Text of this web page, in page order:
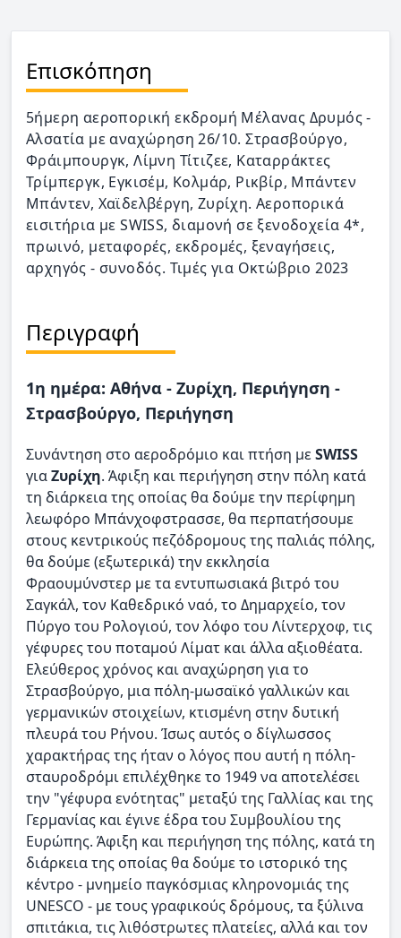
Επισκόπηση
5ήμερη αεροπορική εκδρομή Μέλανας Δρυμός -
Αλσατία με αναχώρηση 26/10. Στρασβούργο,
Φράιμπουργκ, Λίμνη Τίτιζεε, Καταρράκτες
Τρίμπεργκ, Εγκισέμ, Κολμάρ, Ρικβίρ, Μπάντεν
Μπάντεν, Χαϊδελβέργη, Ζυρίχη. Αεροπορικά
εισιτήρια με SWISS, διαμονή σε ξενοδοχεία 4*,
πρωινό, μεταφορές, εκδρομές, ξεναγήσεις,
αρχηγός - συνοδός. Τιμές για Οκτώβριο 2023
Περιγραφή
1η ημέρα: Αθήνα - Ζυρίχη, Περιήγηση -
Στρασβούργο, Περιήγηση
Συνάντηση στο αεροδρόμιο και πτήση μεSWISS
γιαΖυρίχη. Άφιξη και περιήγηση στην πόλη κατά
τη διάρκεια της οποίας θα δούμε την περίφημη
λεωφόρο Μπάνχοφστρασσε, θα περπατήσουμε
στους κεντρικούς πεζόδρομους της παλιάς πόλης,
θα δούμε (εξωτερικά) την εκκλησία
Φραουμύνστερ με τα εντυπωσιακά βιτρό του
Σαγκάλ, τον Καθεδρικό ναό, το Δημαρχείο, τον
Πύργο του Ρολογιού, τον λόφο του Λίντερχοφ, τις
γέφυρες του ποταμού Λίματ και άλλα αξιοθέατα.
Ελεύθερος χρόνος και αναχώρηση για το
Στρασβούργο, μια πόλη-μωσαϊκό γαλλικών και
γερμανικών στοιχείων, κτισμένη στην δυτική
πλευρά του Ρήνου. Ίσως αυτός ο δίγλωσσος
χαρακτήρας της ήταν ο λόγος που αυτή η πόλη-
σταυροδρόμι επιλέχθηκε το 1949 να αποτελέσει
την "γέφυρα ενότητας" μεταξύ της Γαλλίας και της
Γερμανίας και έγινε έδρα του Συμβουλίου της
Ευρώπης. Άφιξη και περιήγηση της πόλης, κατά τη
διάρκεια της οποίας θα δούμε το ιστορικό της
κέντρο - μνημείο παγκόσμιας κληρονομιάς της
UNESCO - με τους γραφικούς δρόμους, τα ξύλινα
σπιτάκια, τις λιθόστρωτες πλατείες, αλλά και τον